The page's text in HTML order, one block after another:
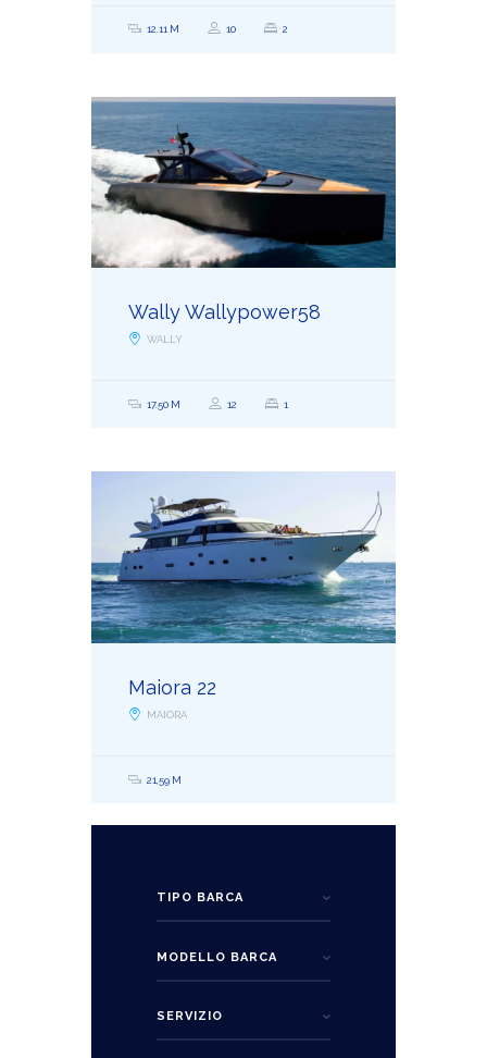
12.11 M 10 2
Wally Wallypower58
WALLY
17.50 M 12 1
Maiora 22
MAIORA
21,59 M